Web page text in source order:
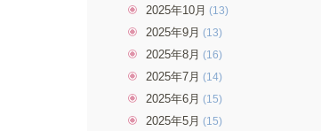
2025年10月 (13)
2025年9月 (13)
2025年8月 (16)
2025年7月 (14)
2025年6月 (15)
2025年5月 (15)